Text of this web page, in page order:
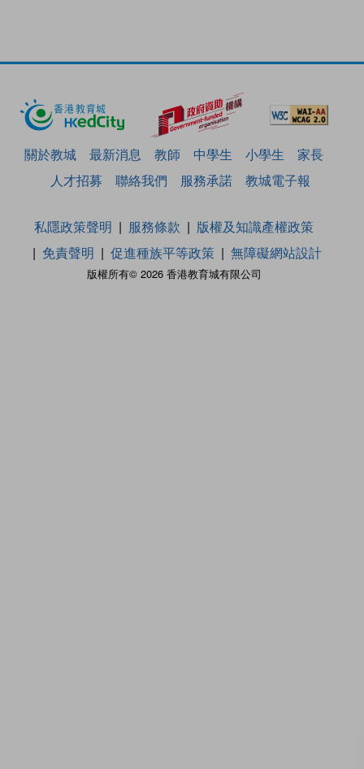
關於教城 最新消息 教師 中學生 小學生
家長
人才招募
聯絡我們 服務承諾 教城電子報
版權所有© 2026 香港教育城有限公司
私隱政策聲明 服務條款
版權及知識產權政策
免責聲明
促進種族平等政策 無障礙網站設計